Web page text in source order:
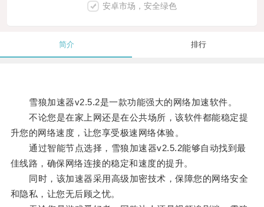
安卓市场，安全绿色
简介 排行
雪狼加速器v2.5.2是一款功能强大的网络加速软件。
不论您是在家上网还是在公共场所，该软件都能稳定提
升您的网络速度，让您享受极速网络体验。
通过智能节点选择，雪狼加速器v2.5.2能够自动找到最
佳线路，确保网络连接的稳定和速度的提升。
同时，该加速器采用高级加密技术，保障您的网络安全
和隐私，让您无后顾之忧。